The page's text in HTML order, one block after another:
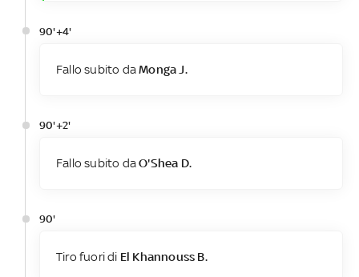
90'+4'
Fallo subito daMonga J.
90'+2'
Fallo subito daO'Shea D.
90'
Tiro fuori di El Khannouss B.